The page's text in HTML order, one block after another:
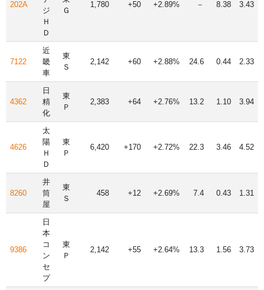
202A
ジ
Ｈ
Ｄ
Ｇ
1,780 +50 +2.89% － 8.38 3.43
7122
近
畿
車
東
Ｓ
2,142 +60 +2.88% 24.6 0.44 2.33
4362
日
精
化
東
Ｐ
2,383 +64 +2.76% 13.2 1.10 3.94
4626
太
陽
Ｈ
Ｄ
東
Ｐ
6,420 +170 +2.72% 22.3 3.46 4.52
8260
井
筒
屋
東
Ｓ
458 +12 +2.69% 7.4 0.43 1.31
9386
日
本
コ
ン
セ
プ
東
Ｐ
2,142 +55 +2.64% 13.3 1.56 3.73